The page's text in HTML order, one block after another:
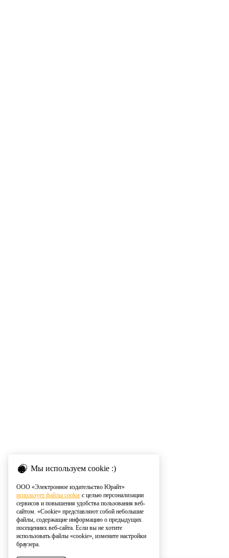
Мы используем cookie :)
ООО «Электронное издательство Юрайт»
использует файлы cookie с целью персонализации
сервисов и повышения удобства пользования веб-
сайтом. «Cookie» представляют собой небольшие
файлы, содержащие информацию о предыдущих
посещениях веб-сайта. Если вы не хотите
использовать файлы «cookie», измените настройки
браузера.